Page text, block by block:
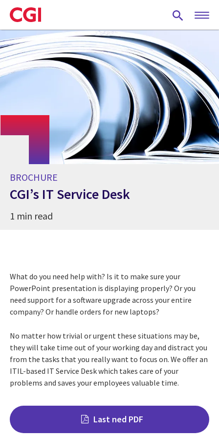
Skip
to
main
content
BROCHURE
CGI’s IT Service Desk
1 min read
What do you need help with? Is it to make sure your
PowerPoint presentation is displaying properly? Or you
need support for a software upgrade across your entire
company? Or handle orders for new laptops?
No matter how trivial or urgent these situations may be,
they will take time out of your working day and distract you
from the tasks that you really want to focus on. We offer an
ITIL-based IT Service Desk which takes care of your
problems and saves your employees valuable time.
Last ned PDF